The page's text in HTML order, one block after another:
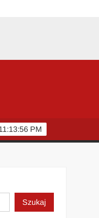
sens oryginału: 1.
PM
Szukaj